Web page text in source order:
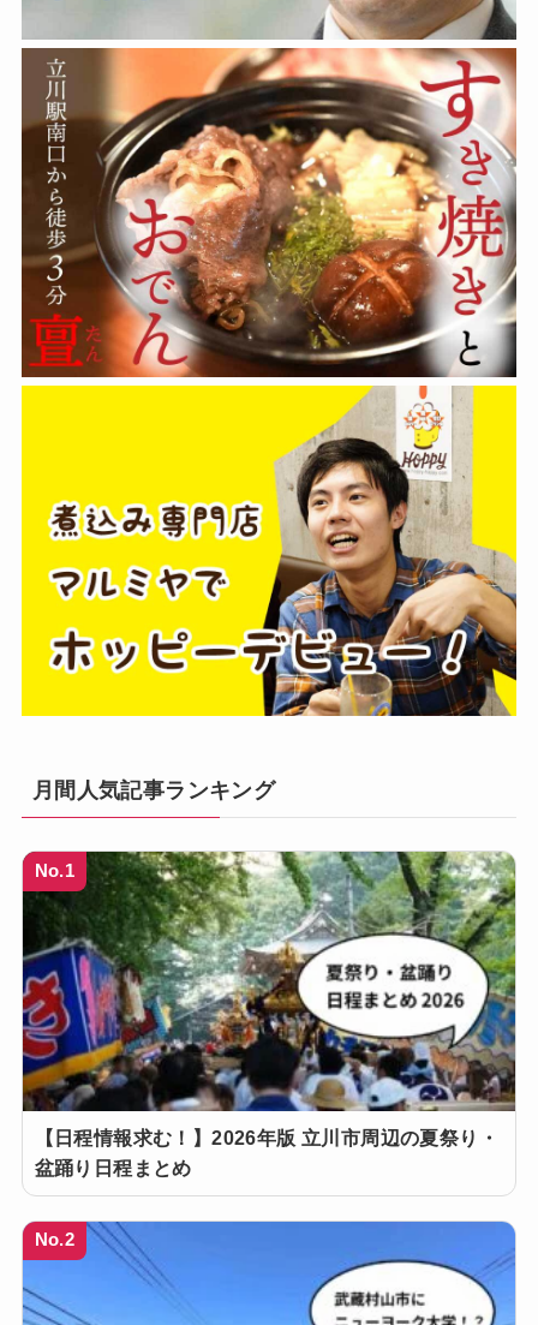
月間人気記事ランキング
No.1
【日程情報求む！】2026年版 立川市周辺の夏祭り・
盆踊り日程まとめ
No.2